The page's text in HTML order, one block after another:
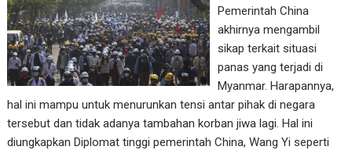
Pemerintah China
akhirnya mengambil
sikap terkait situasi
panas yang terjadi di
Myanmar. Harapannya,
hal ini mampu untuk menurunkan tensi antar pihak di negara
tersebut dan tidak adanya tambahan korban jiwa lagi. Hal ini
diungkapkan Diplomat tinggi pemerintah China, Wang Yi seperti